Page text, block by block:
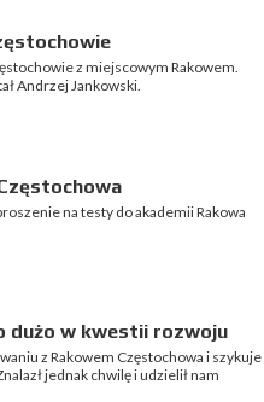
z miejscowym Rakowem.
Andrzej Jankowski.
na testy do akademii Rakowa
dużo w kwestii rozwoju
z Rakowem Częstochowa i szykuje
jednak chwilę i udzielił nam